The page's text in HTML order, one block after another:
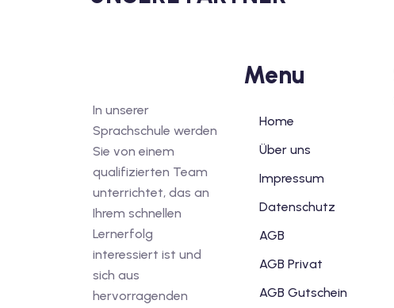
In unserer
Sprachschule werden
Sie von einem
qualifizierten Team
unterrichtet, das an
Ihrem schnellen
Lernerfolg
interessiert ist und
sich aus
hervorragenden
Menu
Home
Über uns
Impressum
Datenschutz
AGB
AGB Privat
AGB Gutschein